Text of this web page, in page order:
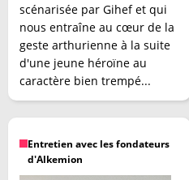
scénarisée par Gihef et qui
nous entraîne au cœur de la
geste arthurienne à la suite
d'une jeune héroïne au
caractère bien trempé...
Entretien avec les fondateurs
d'Alkemion